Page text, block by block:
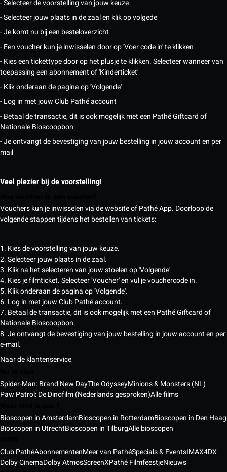
- Selecteer de voorstelling van jouw keuze
- Selecteer jouw plaats in de zaal en klik op volgede
- Je komt nu bij een besteloverzicht
- Een voucher kun je inwisselen door op 'Voer code in' te klikken
- Kies een tickettype door op het plusje te klikken. Selecteer wanneer van
toepassing een abonnement of 'Kinderticket'
- Klik onderaan de pagina op 'Volgende'
- Log in met jouw Club Pathé account
- Betaal de transactie, dit is ook mogelijk met een Pathé Giftcard of
Nationale Bioscoopbon
- Je ontvangt de bevestiging van jouw bestelling in jouw account en per
mail
Veel plezier bij de voorstelling!
Vouchers kun je inwisselen via de website of Pathé App. Doorloop de
volgende stappen tijdens het bestellen van tickets:
1. Kies de voorstelling van jouw keuze.
2. Selecteer jouw plaats in de zaal.
3. Klik na het selecteren van jouw stoelen op 'Volgende'
4. Kies je filmticket. Selecteer 'Voucher' en vul je vouchercode in.
5. Klik onderaan de pagina op 'Volgende'.
6. Log in met jouw Club Pathé account.
7. Betaal de transactie, dit is ook mogelijk met een Pathé Giftcard of
Nationale Bioscoopbon.
8. Je ontvangt de bevestiging van jouw bestelling in jouw account en per
e-mail.
Naar de klantenservice
Spider-Man: Brand New DayThe OdysseyMinions & Monsters (NL)
Paw Patrol: De Dinofilm (Nederlands gesproken)Alle films
Bioscopen in AmsterdamBioscopen in RotterdamBioscopen in Den Haag
Bioscopen in UtrechtBioscopen in TilburgAlle bioscopen
Club PathéAbonnementenMeer van PathéSpecials & EventsIMAX4DX
Dolby CinemaDolby AtmosScreenXPathé FilmfeestjeNieuws